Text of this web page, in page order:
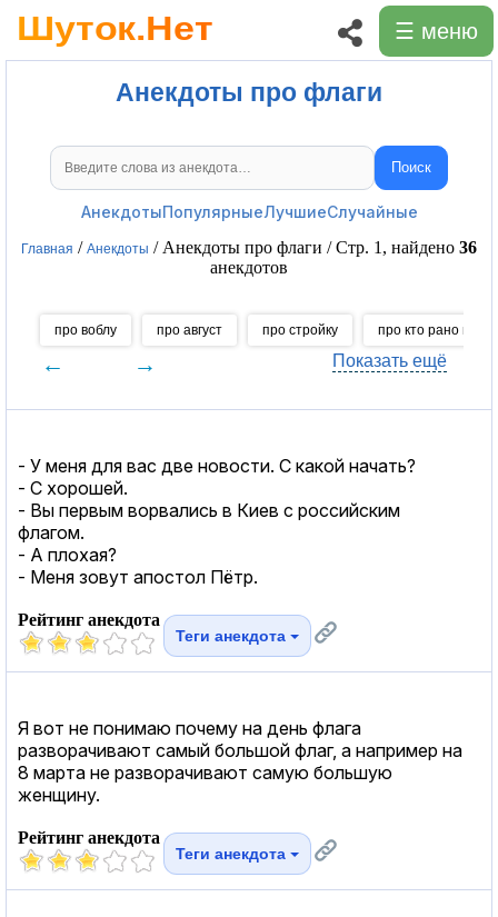
☰ меню
Анекдоты про флаги
Поиск анекдотов Поиск
АнекдотыПопулярныеЛучшиеСлучайные
Главная / Анекдоты / Анекдоты про флаги / Стр. 1, найдено 36
анекдотов
про воблу про август про стройку про кто рано
← → Показать ещё
- У меня для вас две новости. С какой начать?
- С хорошей.
- Вы первым ворвались в Киев с российским
флагом.
- А плохая?
- Меня зовут апостол Пётр.
Рейтинг анекдота
Теги анекдота
Я вот не понимаю почему на день флага
разворачивают самый большой флаг, а например на
8 марта не разворачивают самую большую
женщину.
Рейтинг анекдота
Теги анекдота